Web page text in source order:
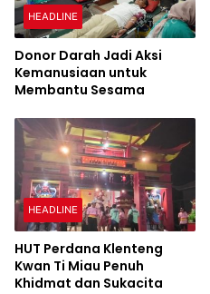
HEADLINE
Donor Darah Jadi Aksi
Kemanusiaan untuk
Membantu Sesama
HEADLINE
HUT Perdana Klenteng
Kwan Ti Miau Penuh
Khidmat dan Sukacita